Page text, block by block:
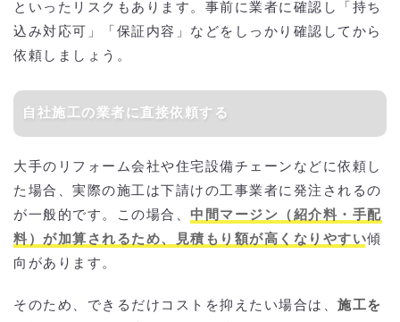
といったリスクもあります。事前に業者に確認し「持ち
込み対応可」「保証内容」などをしっかり確認してから
依頼しましょう。
自社施工の業者に直接依頼する
大手のリフォーム会社や住宅設備チェーンなどに依頼し
た場合、実際の施工は下請けの工事業者に発注されるの
が一般的です。この場合、 中間マージン（紹介料・手配
料）が加算されるため、見積もり額が高くなりやすい傾
向があります。
そのため、できるだけコストを抑えたい場合は、 施工を